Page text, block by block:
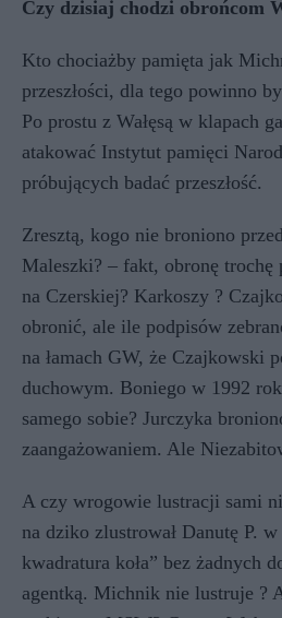
Czy dzisiaj chodzi obrońcom
Kto chociażby pamięta jak
przeszłości, dla tego powinno
Po prostu z Wałęsą w klapach
atakować Instytut pamięci
próbujących badać przeszłość.
Zresztą, kogo nie broniono
Maleszki? – fakt, obronę trochę
na Czerskiej? Karkoszy ?
obronić, ale ile podpisów
na łamach GW, że Czajkowski
duchowym. Boniego w 1992
samego sobie? Jurczyka
zaangażowaniem. Ale
A czy wrogowie lustracji sami
na dziko zlustrował Danutę P.
kwadratura koła” bez żadnych
agentką. Michnik nie lustruje ?